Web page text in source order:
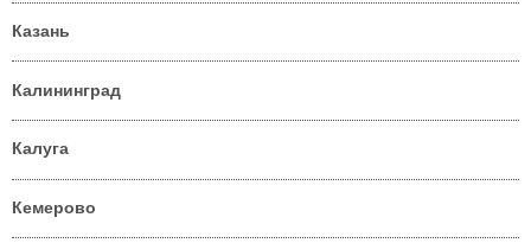
Казань
Калининград
Калуга
Кемерово